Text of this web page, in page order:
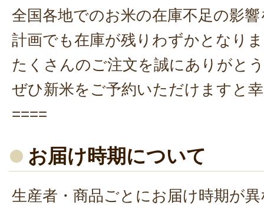
全国各地でのお米の在庫不足の影
計画でも在庫が残りわずかとなり
たくさんのご注文を誠にありがと
ぜひ新米をご予約いただけますと
====
お届け時期について
生産者・商品ごとにお届け時期が